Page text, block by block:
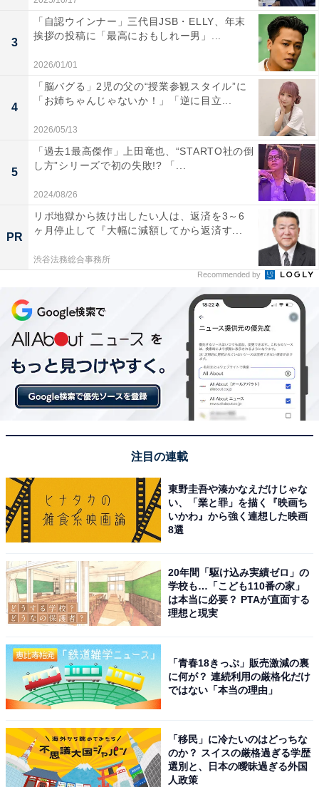
3
「自認ウインナー」三代目JSB・ELLY、年末
挨拶の投稿に「最高におもしれー男」...
2026/01/01
4
「脳バグる」2児の父の“授業参観スタイル”に
「お姉ちゃんじゃないか！」「逆に目立...
2026/05/13
5
「過去1最高傑作」上田竜也、“STARTO社の倒
し方”シリーズで初の失敗!? 「...
2024/08/26
PR
リボ地獄から抜け出したい人は、返済を3～6
ヶ月停止して『大幅に減額してから返済す...
渋谷法務総合事務所
Recommended by
注目の連載
東野圭吾や湊かなえだけじゃな
い、「業と罪」を描く『映画ち
いかわ』から強く連想した映画
8選
20年間「駆け込み実績ゼロ」の
学校も…「こども110番の家」
は本当に必要？ PTAが直面する
理想と現実
「青春18きっぷ」販売激減の裏
に何が？ 連続利用の厳格化だけ
ではない「本当の理由」
「移民」に冷たいのはどっちな
のか？ スイスの厳格過ぎる学歴
選別と、日本の曖昧過ぎる外国
人政策